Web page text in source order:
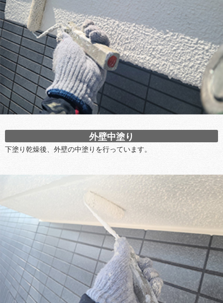
外壁中塗り
下塗り乾燥後、外壁の中塗りを行っています。